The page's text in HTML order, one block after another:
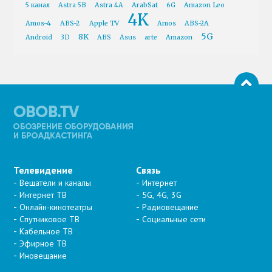
5 канал Astra 5B Astra 4A ArabSat 6G Amazon Leo
Amos-4 ABS-2 Apple TV 4K Amos
ABS-2A
Android
3D 8K ABS Asus arte Amazon 5G
Телевидение
Вещатели и каналы
Интернет ТВ
Онлайн-кинотеатры
Спутниковое ТВ
Кабельное ТВ
Эфирное ТВ
Иновещание
Связь
Интернет
5G, 4G, 3G
Радиовещание
Социальные сети